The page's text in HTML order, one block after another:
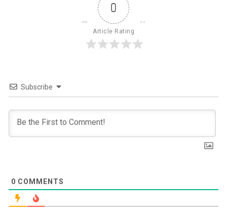
0
Article Rating
Subscribe
0 COMMENTS